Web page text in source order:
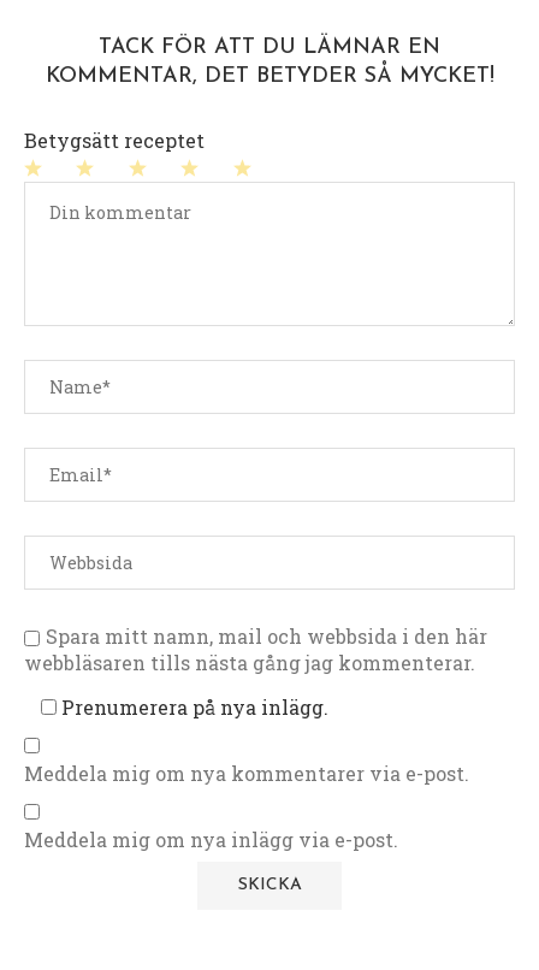
TACK FÖR ATT DU LÄMNAR EN
KOMMENTAR, DET BETYDER SÅ MYCKET!
Betygsätt receptet
stjärnor
stjärnor
stjärnor
stjärna
Spara mitt namn, mail och webbsida i den här
webbläsaren tills nästa gång jag kommenterar.
Prenumerera på nya inlägg.
Meddela mig om nya kommentarer via e-post.
Meddela mig om nya inlägg via e-post.